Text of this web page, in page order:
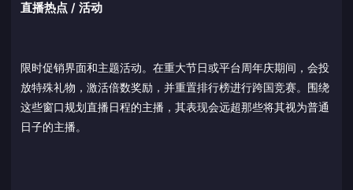
直播热点 / 活动
限时促销界面和主题活动。在重大节日或平台周年庆期间，会投
放特殊礼物，激活倍数奖励，并重置排行榜进行跨国竞赛。围绕
这些窗口规划直播日程的主播，其表现会远超那些将其视为普通
日子的主播。